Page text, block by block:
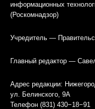
информационных
(Роскомнадзор)
Учредитель —
Главный редактор —
Адрес редакции:
ул. Белинского, 9А
Телефон (831) 430−18−91